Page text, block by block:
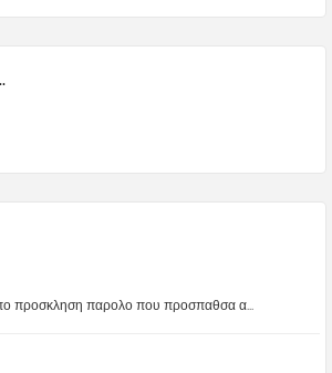
προσκληση παρολο που προσπαθσα α...